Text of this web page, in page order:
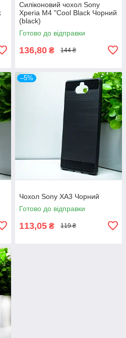
Силіконовий чохол Sony
Xperia M4 "Cool Black Чорний
(black)
Готово до відправки
136,80 ₴ 144 ₴
–5%
Чохол Sony XA3 Чорний
Готово до відправки
113,05 ₴ 119 ₴